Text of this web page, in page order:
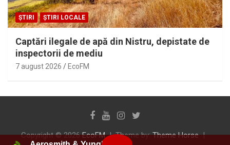
ȘTIRI ȘTIRI LOCALE
Captări ilegale de apă din Nistru, depistate de
inspectorii de mediu
7 august 2026 EcoFM
Copyright © 2026EcoFM Theme by:Theme Horse